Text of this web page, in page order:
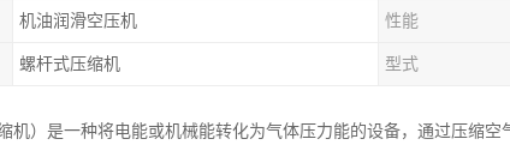
机油润滑空压机 性能
螺杆式压缩机 型式
机）是一种将电能或机械能转化为气体压力能的设备，通过压缩